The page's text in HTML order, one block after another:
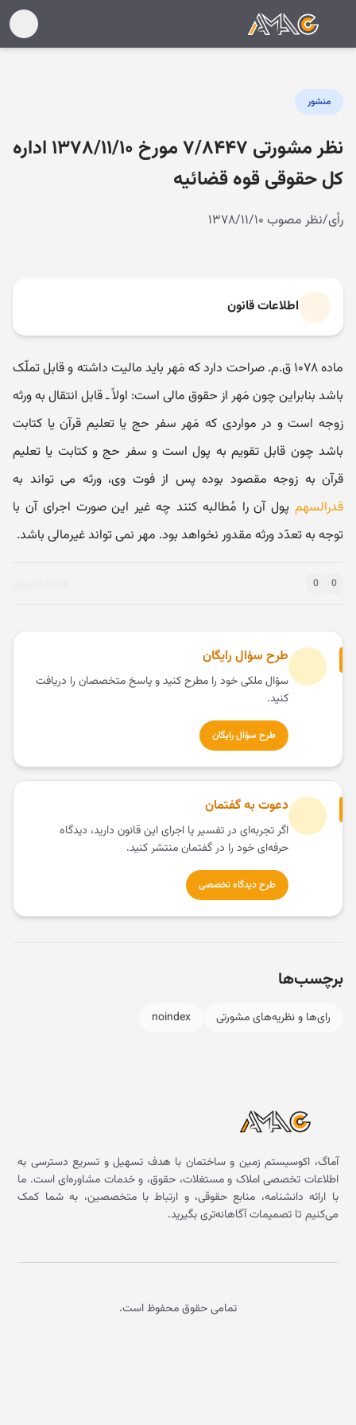
منشور
نظر مشورتی ۷/۸۴۴۷ مورخ ۱۳۷۸/۱۱/۱۰ اداره
کل حقوقی قوه قضائیه
رأی/نظر مصوب ۱۳۷۸/۱۱/۱۰
اطلاعات قانون
ماده ۱۰۷۸ ق.م. صراحت دارد که مَهر باید مالیت داشته و قابل تملّک
باشد بنابراین چون مَهر از حقوق مالی است: اولاً ـ قابل انتقال به ورثه
زوجه است و در مواردی که مَهر سفر حج یا تعلیم قرآن یا کتابت
باشد چون قابل تقویم به پول است و سفر حج و کتابت یا تعلیم
قرآن به زوجه مقصود بوده پس از فوت وی، ورثه می تواند به
قدرالسهم پول آن را مُطالبه کنند چه غیر این صورت اجرای آن با
توجه به تعدّد ورثه مقدور نخواهد بود. مهر نمی تواند غیرمالی باشد.
0
0
طرح سؤال رایگان
سؤال ملکی خود را مطرح کنید و پاسخ متخصصان را دریافت
کنید.
طرح سؤال رایگان
دعوت به گفتمان
اگر تجربه‌ای در تفسیر یا اجرای این قانون دارید، دیدگاه
حرفه‌ای خود را در گفتمان منتشر کنید.
طرح دیدگاه تخصصی
برچسب‌ها
رای‌ها و نظریه‌های مشورتی noindex
آماگ، اکوسیستم زمین و ساختمان با هدف تسهیل و تسریع دسترسی به
اطلاعات تخصصی املاک و مستغلات، حقوق، و خدمات مشاوره‌ای است. ما
با ارائه دانشنامه، منابع حقوقی، و ارتباط با متخصصین، به شما کمک
می‌کنیم تا تصمیمات آگاهانه‌تری بگیرید.
تمامی حقوق محفوظ است.